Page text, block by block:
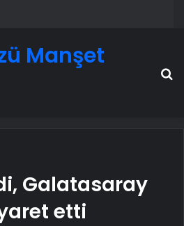
Manşet
Galatasaray
etti